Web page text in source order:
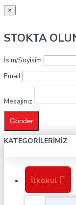
×
STOKTA
İsim/Soyisim
Email
Mesajınız
Gönder
KATEGORILERIMIZ
İlkokul